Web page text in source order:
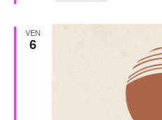
VEN
6